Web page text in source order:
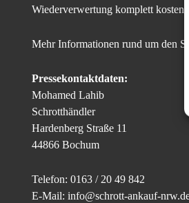
Wiederverwertung komplett
Mehr Informationen rund um den
Pressekontaktdaten:
Mohamed Lahib
Schrotthändler
Hardenberg Straße 11
44866 Bochum
Telefon: 0163 / 20 49 842
E-Mail: info@schrott-ankauf-